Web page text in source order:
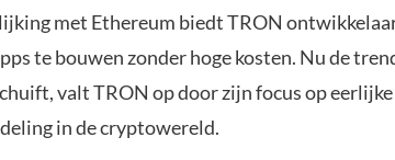
met Ethereum biedt TRON
te bouwen zonder hoge kosten. Nu de
valt TRON op door zijn focus op
in de cryptowereld.